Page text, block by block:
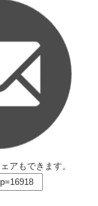
アもできます。